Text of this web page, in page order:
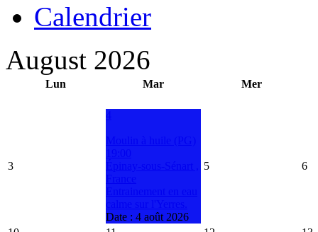
Calendrier
August 2026
Lun Mar Mer
3
Date : 4 août 2026
5 6